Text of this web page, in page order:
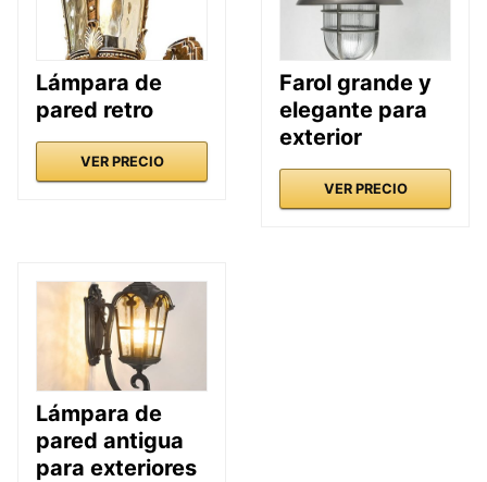
Lámpara de
pared retro
VER PRECIO
Farol grande y
elegante para
exterior
VER PRECIO
Lámpara de
pared antigua
para exteriores